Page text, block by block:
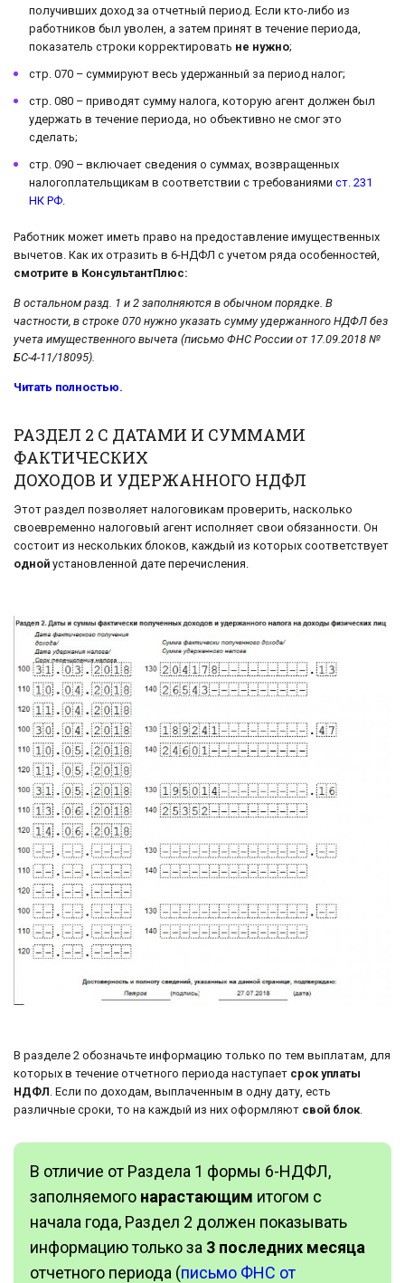
получивших доход за отчетный период. Если кто-либо из
работников был уволен, а затем принят в течение периода,
показатель строки корректировать не нужно;
стр. 070 – суммируют весь удержанный за период налог;
стр. 080 – приводят сумму налога, которую агент должен был
удержать в течение периода, но объективно не смог это
сделать;
стр. 090 – включает сведения о суммах, возвращенных
налогоплательщикам в соответствии с требованиями ст. 231
НК РФ
Работник может иметь право на предоставление имущественных
вычетов. Как их отразить в 6-НДФЛ с учетом ряда особенностей,
смотрите в КонсультантПлюс:
В остальном разд. 1 и 2 заполняются в обычном порядке. В
частности, в строке 070 нужно указать сумму удержанного НДФЛ без
учета имущественного вычета (письмо ФНС России от 17.09.2018 №
БС-4-11/18095).
Читать полностью.
РАЗДЕЛ 2 С ДАТАМИ И СУММАМИ
ФАКТИЧЕСКИХ
ДОХОДОВ И УДЕРЖАННОГО НДФЛ
Этот раздел позволяет налоговикам проверить, насколько
своевременно налоговый агент исполняет свои обязанности. Он
состоит из нескольких блоков, каждый из которых соответствует
одной установленной дате перечисления.
В разделе 2 обозначьте информацию только по тем выплатам, для
которых в течение отчетного периода наступает срок уплаты
НДФЛ . Если по доходам, выплаченным в одну дату, есть
различные сроки, то на каждый из них оформляют свой блок
В отличие от Раздела 1 формы 6-НДФЛ,
заполняемого нарастающим итогом с
начала года, Раздел 2 должен показывать
информацию только за 3 последних месяца
отчетного периода (письмо ФНС от